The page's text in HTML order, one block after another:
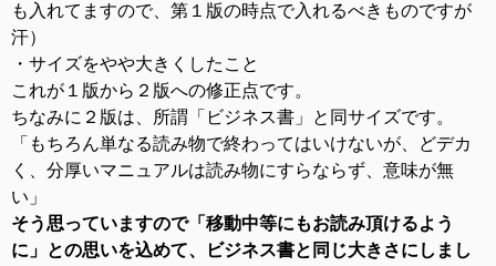
も入れてますので、第１版の時点で入れるべきものですが
汗）
・サイズをやや大きくしたこと
これが１版から２版への修正点です。
ちなみに２版は、所謂「ビジネス書」と同サイズです。
「もちろん単なる読み物で終わってはいけないが、どデカ
く、分厚いマニュアルは読み物にすらならず、意味が無
い」
そう思っていますので「移動中等にもお読み頂けるよう
に」との思いを込めて、ビジネス書と同じ大きさにしまし